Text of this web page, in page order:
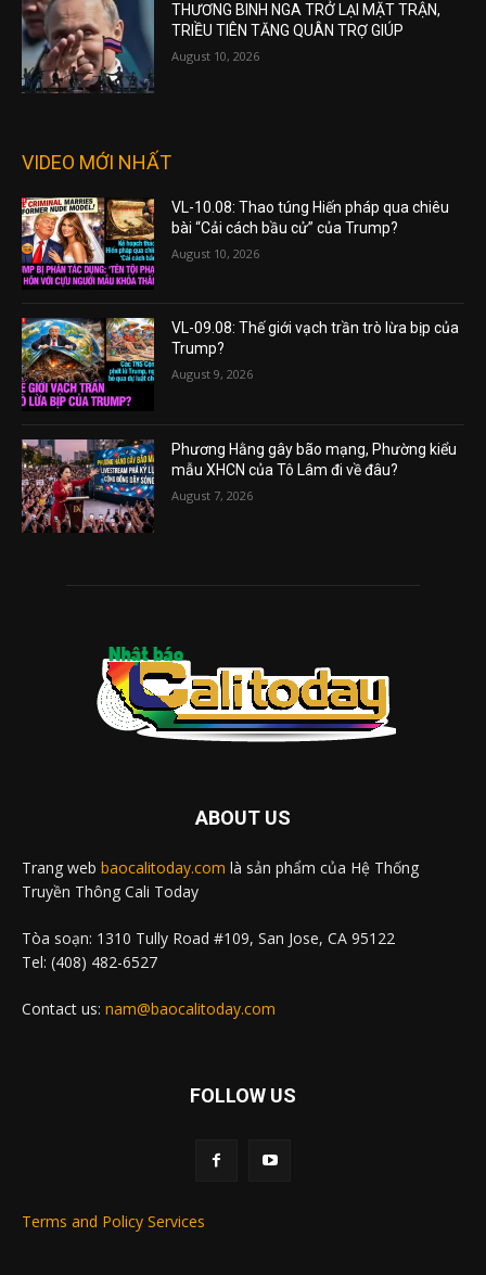
THƯƠNG BINH NGA TRỞ LẠI MẶT TRẬN,
TRIỀU TIÊN TĂNG QUÂN TRỢ GIÚP
August 10, 2026
VIDEO MỚI NHẤT
VL-10.08: Thao túng Hiến pháp qua chiêu
bài “Cải cách bầu cử” của Trump?
August 10, 2026
VL-09.08: Thế giới vạch trần trò lừa bịp của
Trump?
August 9, 2026
Phương Hằng gây bão mạng, Phường kiểu
mẫu XHCN của Tô Lâm đi về đâu?
August 7, 2026
ABOUT US
Trang web baocalitoday.com là sản phẩm của Hệ Thống
Truyền Thông Cali Today
Tòa soạn: 1310 Tully Road #109, San Jose, CA 95122
Tel: (408) 482-6527
Contact us: nam@baocalitoday.com
FOLLOW US
Terms and Policy Services